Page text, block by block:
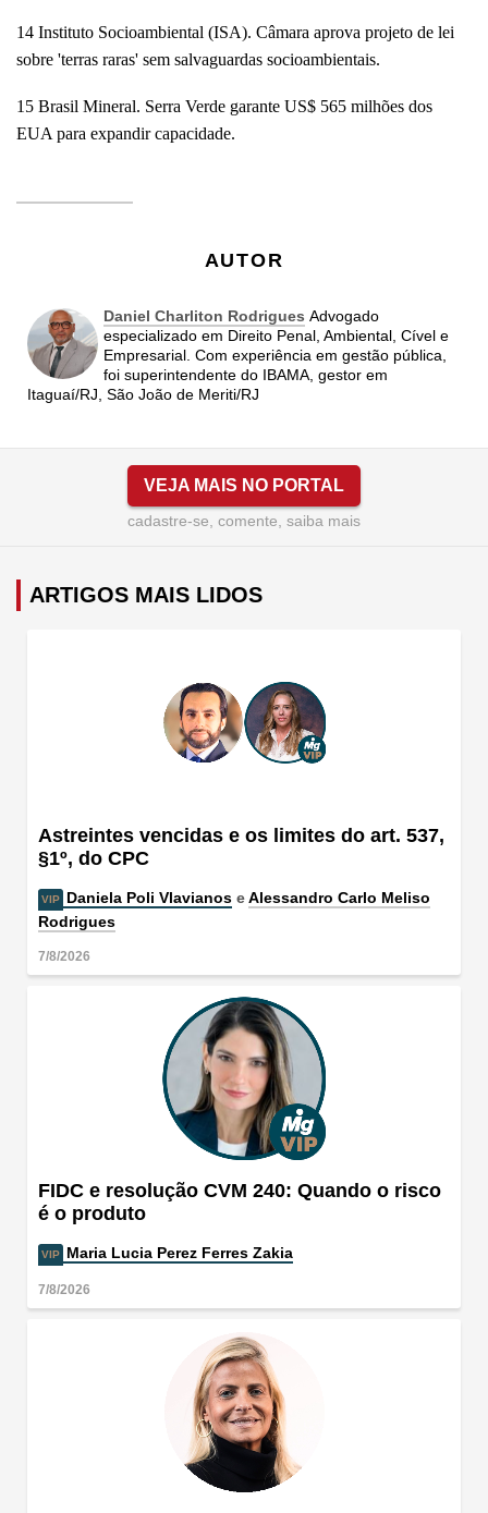
14 Instituto Socioambiental (ISA). Câmara aprova projeto de lei
sobre 'terras raras' sem salvaguardas socioambientais.
15 Brasil Mineral. Serra Verde garante US$ 565 milhões dos
EUA para expandir capacidade.
AUTOR
Daniel Charliton Rodrigues Advogado
especializado em Direito Penal, Ambiental, Cível e
Empresarial. Com experiência em gestão pública,
foi superintendente do IBAMA, gestor em
Itaguaí/RJ, São João de Meriti/RJ
VEJA MAIS NO PORTAL
cadastre-se, comente, saiba mais
ARTIGOS MAIS LIDOS
Astreintes vencidas e os limites do art. 537,
§1º, do CPC
Daniela Poli Vlavianos eAlessandro Carlo Meliso
Rodrigues
7/8/2026
FIDC e resolução CVM 240: Quando o risco
é o produto
Maria Lucia Perez Ferres Zakia
7/8/2026